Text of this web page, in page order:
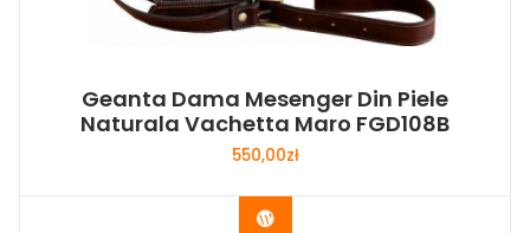
Geanta Dama Mesenger Din Piele
Naturala Vachetta Maro FGD108B
550,00zł
Buy Now